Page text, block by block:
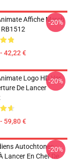
Affiche Merch
42,22 €
-20%
Logo HD Ver.
De Lancer
59,80 €
-20%
Autochtones :
Lancer En Chef De
-20%